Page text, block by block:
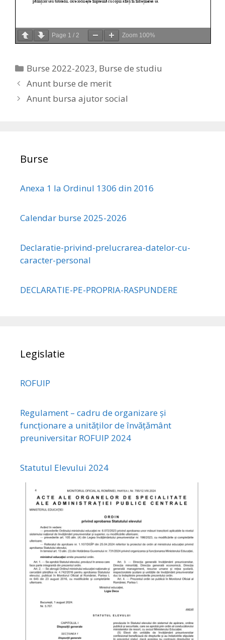
Page 1 / 2 Zoom 100%
Categories
Burse 2022-2023, Burse de studiu
Anunt burse de merit
Anunt bursa ajutor social
Burse
Anexa 1 la Ordinul 1306 din 2016
Calendar burse 2025-2026
Declaratie-privind-prelucrarea-datelor-cu-
caracter-personal
DECLARATIE-PE-PROPRIA-RASPUNDERE
Legislatie
ROFUIP
Regulament – cadru de organizare și
funcționare a unităților de învățământ
preuniversitar ROFUIP 2024
Statutul Elevului 2024